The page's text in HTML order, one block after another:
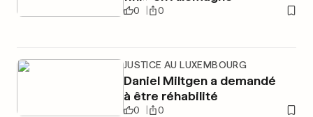
0 0
JUSTICE AU LUXEMBOURG
Daniel Miltgen a demandé
à être réhabilité
0 0